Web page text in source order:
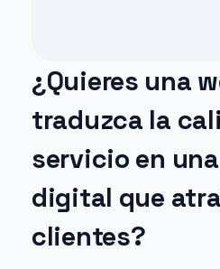
¿Quieres una
traduzca la
servicio en
digital que
clientes?